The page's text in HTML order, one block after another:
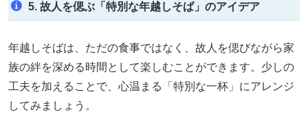
5. 故人を偲ぶ「特別な年越しそば」のアイデア
年越しそばは、ただの食事ではなく、故人を偲びながら家
族の絆を深める時間として楽しむことができます。少しの
工夫を加えることで、心温まる「特別な一杯」にアレンジ
してみましょう。